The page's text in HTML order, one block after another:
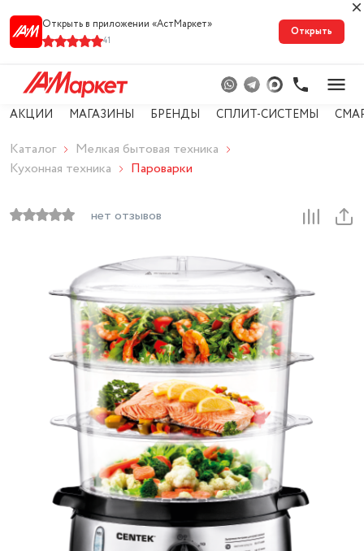
Открыть в приложении «АстМарке‪т‬»
41
Открыть
АКЦИИ МАГАЗИНЫ БРЕНДЫ СПЛИТ-СИСТЕМЫ
Каталог
Мелкая бытовая техника
Кухонная техника
Пароварки
нет отзывов